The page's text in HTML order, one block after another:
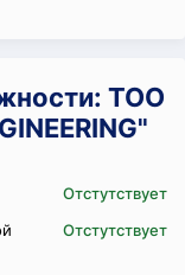
ТОО
Отстутствует
Отстутствует